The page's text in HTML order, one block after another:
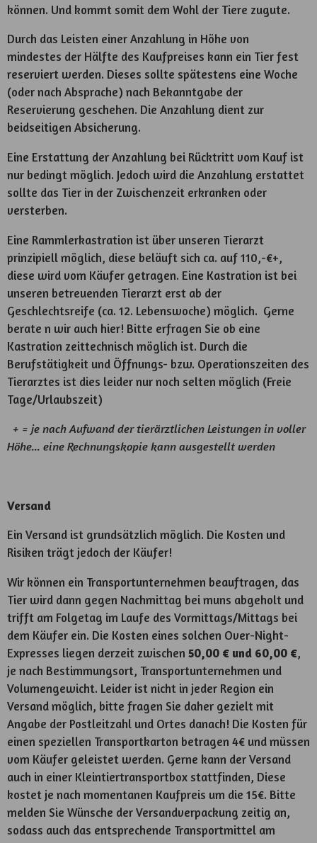
können. Und kommt somit dem Wohl der Tiere zugute.
Durch das Leisten einer Anzahlung in Höhe von
mindestes der Hälfte des Kaufpreises kann ein Tier fest
reserviert werden. Dieses sollte spätestens eine Woche
(oder nach Absprache) nach Bekanntgabe der
Reservierung geschehen. Die Anzahlung dient zur
beidseitigen Absicherung.
Eine Erstattung der Anzahlung bei Rücktritt vom Kauf ist
nur bedingt möglich. Jedoch wird die Anzahlung erstattet
sollte das Tier in der Zwischenzeit erkranken oder
versterben.
Eine Rammlerkastration ist über unseren Tierarzt
prinzipiell möglich, diese beläuft sich ca. auf 110,-€+,
diese wird vom Käufer getragen. Eine Kastration ist bei
unseren betreuenden Tierarzt erst ab der
Geschlechtsreife (ca. 12. Lebenswoche) möglich. Gerne
berate n wir auch hier! Bitte erfragen Sie ob eine
Kastration zeittechnisch möglich ist. Durch die
Berufstätigkeit und Öffnungs- bzw. Operationszeiten des
Tierarztes ist dies leider nur noch selten möglich (Freie
Tage/Urlaubszeit)
+ = je nach Aufwand der tierärztlichen Leistungen in voller
Höhe... eine Rechnungskopie kann ausgestellt werden
Versand
Ein Versand ist grundsätzlich möglich. Die Kosten und
Risiken trägt jedoch der Käufer!
Wir können ein Transportunternehmen beauftragen, das
Tier wird dann gegen Nachmittag bei muns abgeholt und
trifft am Folgetag im Laufe des Vormittags/Mittags bei
dem Käufer ein. Die Kosten eines solchen Over-Night-
Expresses liegen derzeit zwischen 50,00 € und 60,00 €,
je nach Bestimmungsort, Transportunternehmen und
Volumengewicht. Leider ist nicht in jeder Region ein
Versand möglich, bitte fragen Sie daher gezielt mit
Angabe der Postleitzahl und Ortes danach! Die Kosten für
einen speziellen Transportkarton betragen 4€ und müssen
vom Käufer geleistet werden. Gerne kann der Versand
auch in einer Kleintiertransportbox stattfinden, Diese
kostet je nach momentanen Kaufpreis um die 15€. Bitte
melden Sie Wünsche der Versandverpackung zeitig an,
sodass auch das entsprechende Transportmittel am